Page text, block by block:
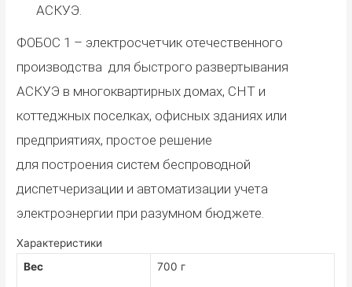
АСКУЭ.
ФОБОС 1 – электросчетчик отечественного
производства для быстрого развертывания
АСКУЭ в многоквартирных домах, СНТ и
коттеджных поселках, офисных зданиях или
предприятиях, простое решение
для построения систем беспроводной
диспетчеризации и автоматизации учета
электроэнергии при разумном бюджете.
Характеристики
Вес
700 г